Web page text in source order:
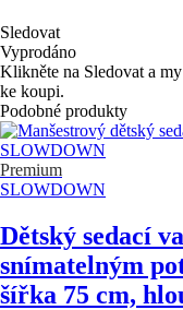
Sledovat
Vyprodáno
Klikněte na Sledovat a
ke koupi.
Podobné produkty
Premium
SLOWDOWN
Dětský sedací
snímatelným
šířka 75 cm,